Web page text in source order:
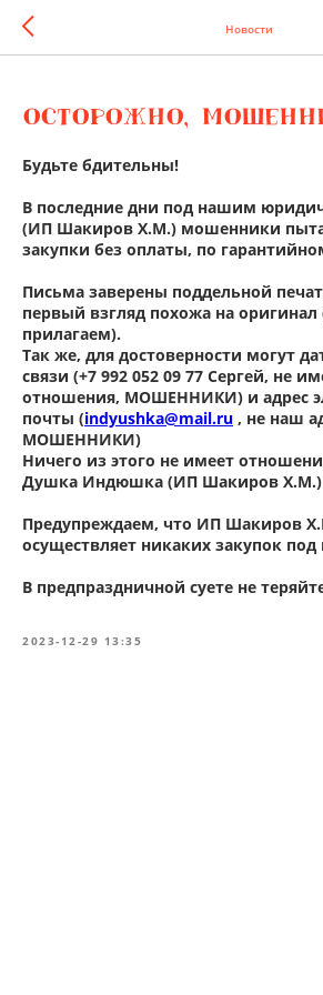
Новости
ОСТОРОЖНО,
Будьте бдительны!
В последние дни под нашим
(ИП Шакиров Х.М.) мошенники
закупки без оплаты, по
Письма заверены поддельной
первый взгляд похожа на оригинал
прилагаем).
Так же, для достоверности могут
связи (+7 992 052 09 77 Сергей, не
отношения, МОШЕННИКИ) и адрес
почты (indyushka@mail.ru , не наш
МОШЕННИКИ)
Ничего из этого не имеет
Душка Индюшка (ИП Шакиров Х.М.)
Предупреждаем, что ИП Шакиров
осуществляет никаких закупок
В предпраздничной суете не
2023-12-29 13:35